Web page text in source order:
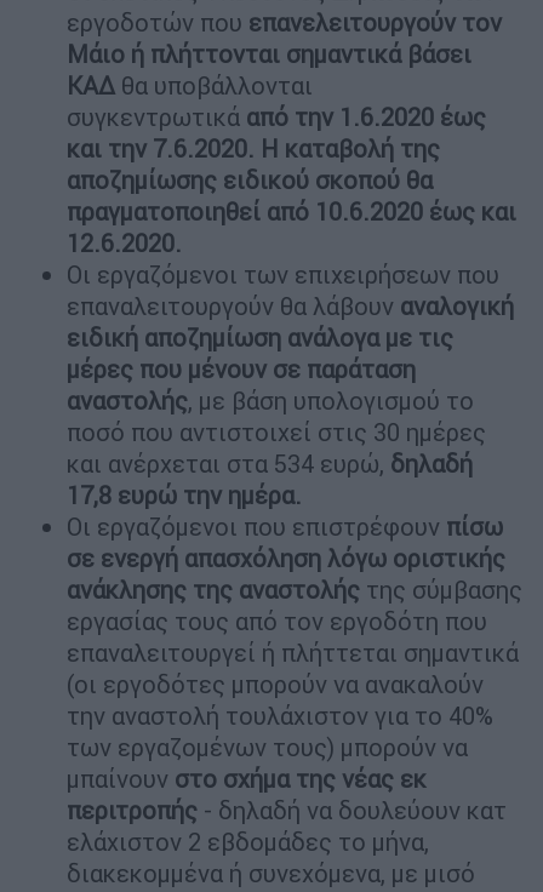
εργοδοτών που επανελειτουργούν τον
Μάιο ή πλήττονται σημαντικά βάσει
ΚΑΔ θα υποβάλλονται
συγκεντρωτικά από την 1.6.2020 έως
και την 7.6.2020. Η καταβολή της
αποζημίωσης ειδικού σκοπού θα
πραγματοποιηθεί από 10.6.2020 έως και
12.6.2020.
Οι εργαζόμενοι των επιχειρήσεων που
επαναλειτουργούν θα λάβουν αναλογική
ειδική αποζημίωση ανάλογα με τις
μέρες που μένουν σε παράταση
αναστολής, με βάση υπολογισμού το
ποσό που αντιστοιχεί στις 30 ημέρες
και ανέρχεται στα 534 ευρώ, δηλαδή
17,8 ευρώ την ημέρα.
Οι εργαζόμενοι που επιστρέφουν πίσω
σε ενεργή απασχόληση λόγω οριστικής
ανάκλησης της αναστολής της σύμβασης
εργασίας τους από τον εργοδότη που
επαναλειτουργεί ή πλήττεται σημαντικά
(οι εργοδότες μπορούν να ανακαλούν
την αναστολή τουλάχιστον για το 40%
των εργαζομένων τους) μπορούν να
μπαίνουν στο σχήμα της νέας εκ
περιτροπής - δηλαδή να δουλεύουν κατ
ελάχιστον 2 εβδομάδες το μήνα,
διακεκομμένα ή συνεχόμενα, με μισό